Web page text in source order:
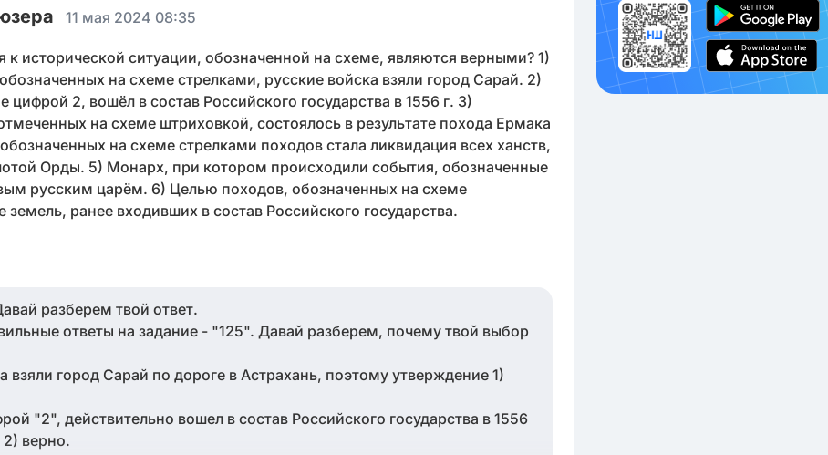
11 мая 2024 08:35
исторической ситуации, обозначенной на схеме, являются верными? 1)
на схеме стрелками, русские войска взяли город Сарай. 2)
2, вошёл в состав Российского государства в 1556 г. 3)
на схеме штриховкой, состоялось в результате похода Ермака
на схеме стрелками походов стала ликвидация всех ханств,
Орды. 5) Монарх, при котором происходили события, обозначенные
русским царём. 6) Целью походов, обозначенных на схеме
ранее входивших в состав Российского государства.
разберем твой ответ.
ответы на задание - "125". Давай разберем, почему твой выбор
взяли город Сарай по дороге в Астрахань, поэтому утверждение 1)
"2", действительно вошел в состав Российского государства в 1556
верно.